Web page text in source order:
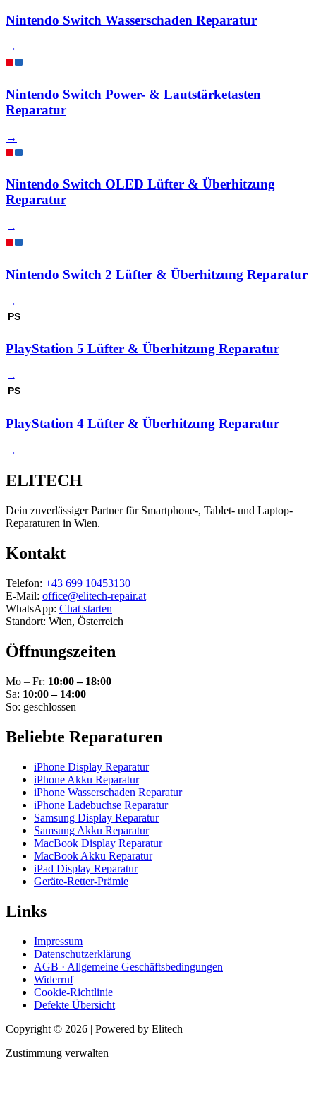
Nintendo Switch Wasserschaden Reparatur
→
Nintendo Switch Power- & Lautstärketasten
Reparatur
→
Nintendo Switch OLED Lüfter & Überhitzung
Reparatur
→
Nintendo Switch 2 Lüfter & Überhitzung Reparatur
→
PS
PlayStation 5 Lüfter & Überhitzung Reparatur
→
PS
PlayStation 4 Lüfter & Überhitzung Reparatur
→
ELITECH
Dein zuverlässiger Partner für Smartphone-, Tablet- und Laptop-
Reparaturen in Wien.
Kontakt
Telefon: +43 699 10453130
E-Mail: office@elitech-repair.at
WhatsApp: Chat starten
Standort: Wien, Österreich
Öffnungszeiten
Mo – Fr: 10:00 – 18:00
Sa: 10:00 – 14:00
So: geschlossen
Beliebte Reparaturen
iPhone Display Reparatur
iPhone Akku Reparatur
iPhone Wasserschaden Reparatur
iPhone Ladebuchse Reparatur
Samsung Display Reparatur
Samsung Akku Reparatur
MacBook Display Reparatur
MacBook Akku Reparatur
iPad Display Reparatur
Geräte-Retter-Prämie
Links
Impressum
Datenschutzerklärung
AGB · Allgemeine Geschäftsbedingungen
Widerruf
Cookie-Richtlinie
Defekte Übersicht
Copyright © 2026 | Powered by Elitech
Zustimmung verwalten